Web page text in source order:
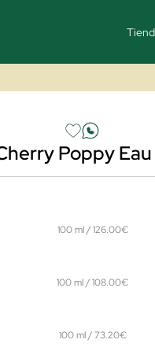
Poppy
100 ml / 126.00€
100 ml / 108.00€
100 ml / 73.20€